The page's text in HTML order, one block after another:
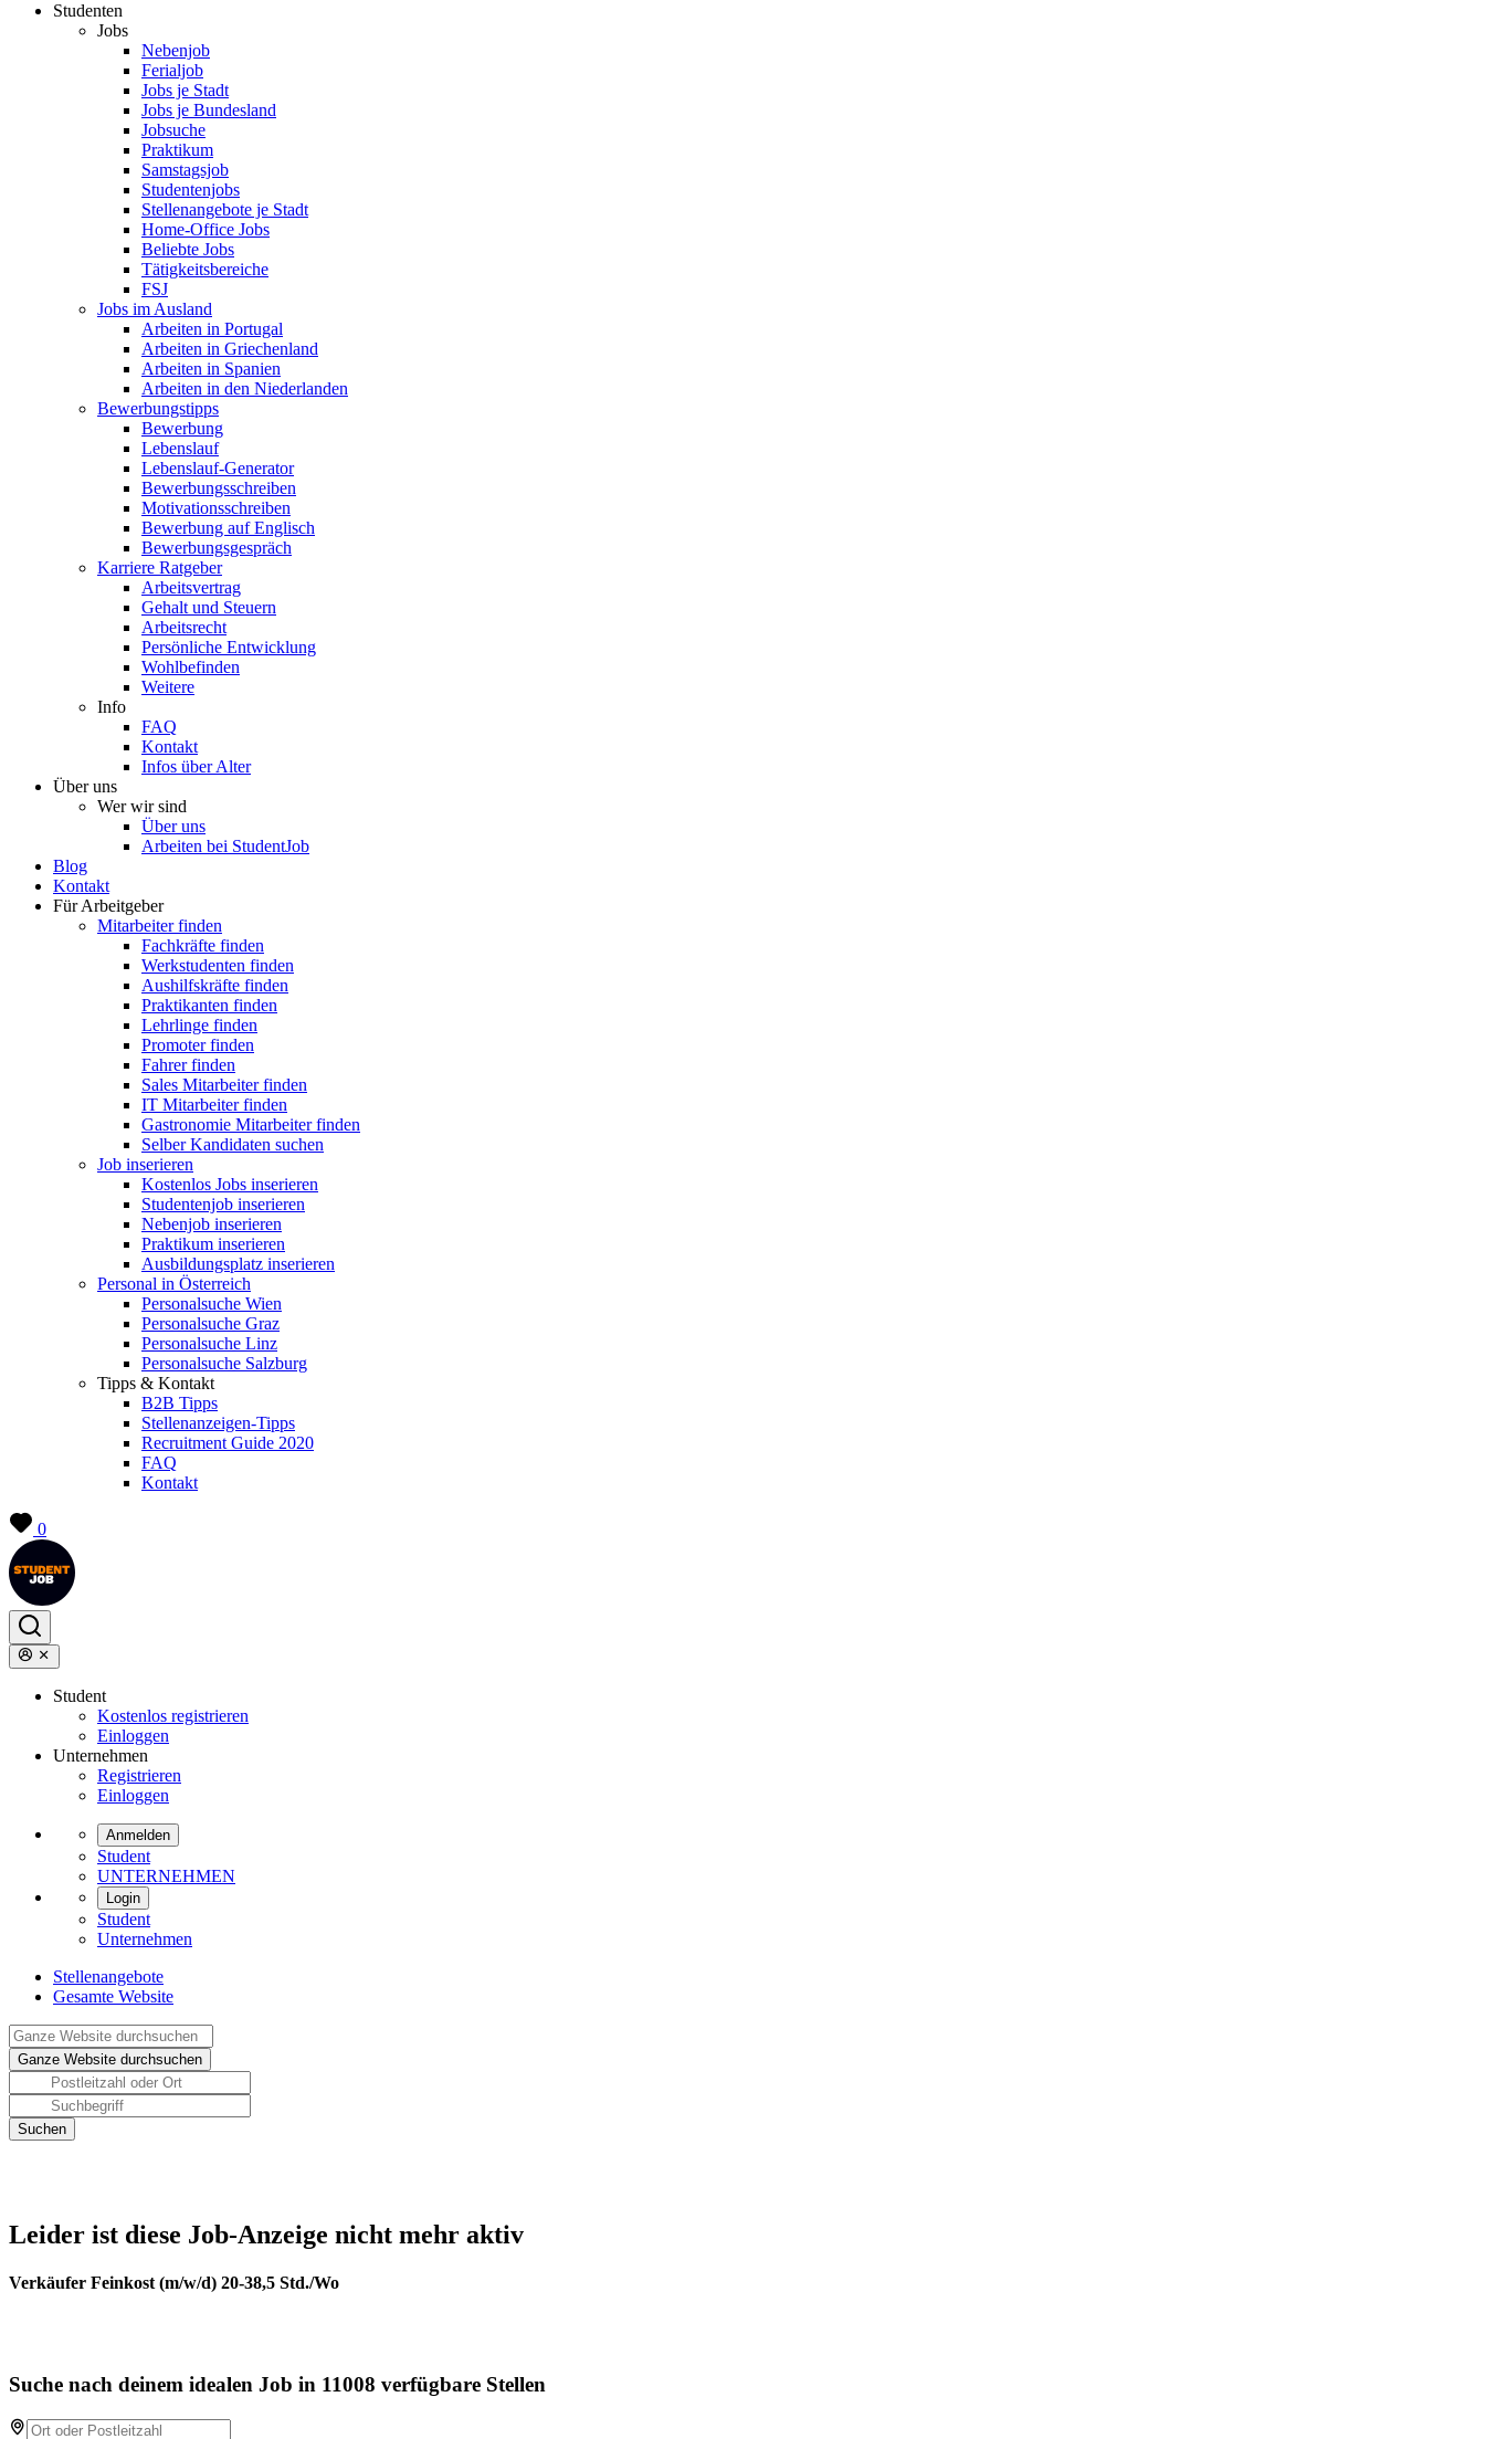
Studenten
Jobs
Nebenjob
Ferialjob
Jobs je Stadt
Jobs je Bundesland
Jobsuche
Praktikum
Samstagsjob
Studentenjobs
Stellenangebote je Stadt
Home-Office Jobs
Beliebte Jobs
Tätigkeitsbereiche
FSJ
Jobs im Ausland
Arbeiten in Portugal
Arbeiten in Griechenland
Arbeiten in Spanien
Arbeiten in den Niederlanden
Bewerbungstipps
Bewerbung
Lebenslauf
Lebenslauf-Generator
Bewerbungsschreiben
Motivationsschreiben
Bewerbung auf Englisch
Bewerbungsgespräch
Karriere Ratgeber
Arbeitsvertrag
Gehalt und Steuern
Arbeitsrecht
Persönliche Entwicklung
Wohlbefinden
Weitere
Info
FAQ
Kontakt
Infos über Alter
Über uns
Wer wir sind
Über uns
Arbeiten bei StudentJob
Blog
Kontakt
Für Arbeitgeber
Mitarbeiter finden
Fachkräfte finden
Werkstudenten finden
Aushilfskräfte finden
Praktikanten finden
Lehrlinge finden
Promoter finden
Fahrer finden
Sales Mitarbeiter finden
IT Mitarbeiter finden
Gastronomie Mitarbeiter finden
Selber Kandidaten suchen
Job inserieren
Kostenlos Jobs inserieren
Studentenjob inserieren
Nebenjob inserieren
Praktikum inserieren
Ausbildungsplatz inserieren
Personal in Österreich
Personalsuche Wien
Personalsuche Graz
Personalsuche Linz
Personalsuche Salzburg
Tipps & Kontakt
B2B Tipps
Stellenanzeigen-Tipps
Recruitment Guide 2020
FAQ
Kontakt
0
Student
Kostenlos registrieren
Einloggen
Unternehmen
Registrieren
Einloggen
Anmelden
Student
UNTERNEHMEN
Login
Student
Unternehmen
Stellenangebote
Gesamte Website
Leider ist diese Job-Anzeige nicht mehr aktiv
Verkäufer Feinkost (m/w/d) 20-38,5 Std./Wo
Suche nach deinem idealen Job in 11008 verfügbare Stellen